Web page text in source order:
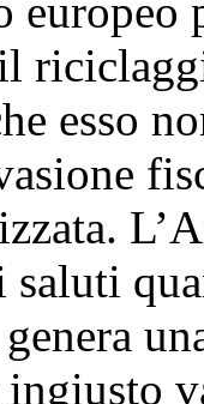
europeo
esso
ingiusto